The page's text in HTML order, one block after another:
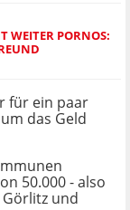
WEITER PORNOS:
für ein paar
das Geld
50.000 - also
Görlitz und